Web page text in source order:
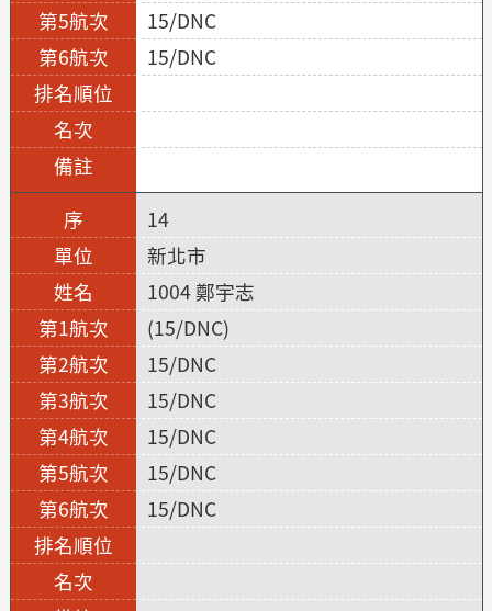
15/DNC
15/DNC
14
新北市
1004 鄭宇志
(15/DNC)
15/DNC
15/DNC
15/DNC
15/DNC
15/DNC